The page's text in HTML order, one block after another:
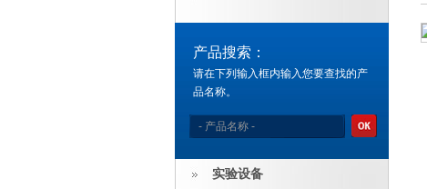
产品搜索：
请在下列输入框内输入您要查找的产
品名称。
实验设备